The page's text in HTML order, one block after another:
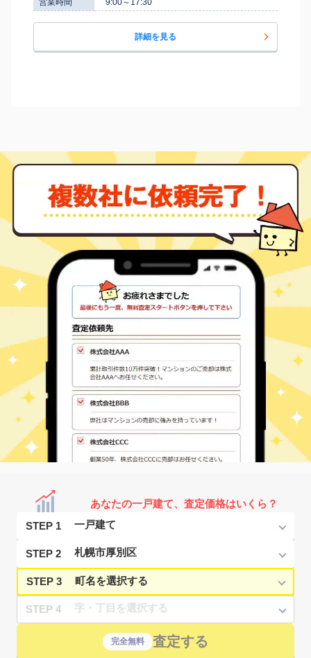
詳細を見る
あなたの一戸建て、査定価格はいくら？
STEP 1
STEP 2
STEP 3
STEP 4
完全無料 査定する